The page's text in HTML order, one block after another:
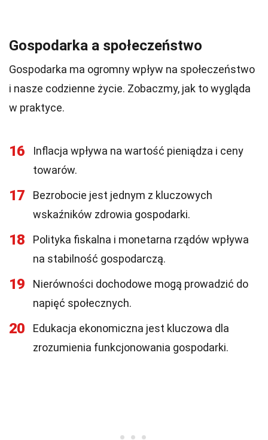
Gospodarka a społeczeństwo
Gospodarka ma ogromny wpływ na społeczeństwo
i nasze codzienne życie. Zobaczmy, jak to wygląda
w praktyce.
16
Inflacja wpływa na wartość pieniądza i ceny
towarów.
17
Bezrobocie jest jednym z kluczowych
wskaźników zdrowia gospodarki.
18
Polityka fiskalna i monetarna rządów wpływa
na stabilność gospodarczą.
19
Nierówności dochodowe mogą prowadzić do
napięć społecznych.
20
Edukacja ekonomiczna jest kluczowa dla
zrozumienia funkcjonowania gospodarki.